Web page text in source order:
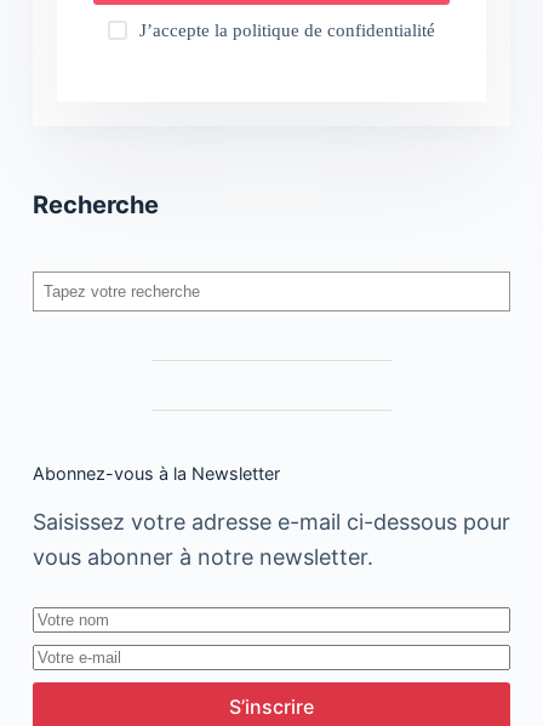
J’accepte la politique de confidentialité
Recherche
Rechercher
Abonnez-vous à la Newsletter
Saisissez votre adresse e-mail ci-dessous pour
vous abonner à notre newsletter.
S’inscrire